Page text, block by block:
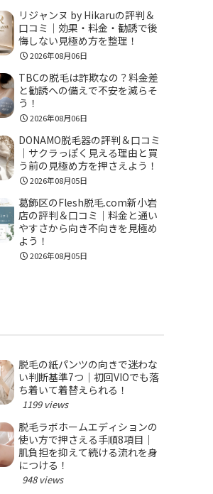
リジャンヌ by Hikaruの評判＆
口コミ｜効果・料金・勧誘で後
悔しない見極め方を整理！
2026年08月06日
TBCの脱毛は詐欺なの？料金差
と勧誘への備えで不安を減らそ
う！
2026年08月06日
DONAMO脱毛器の評判＆口コミ
｜サクラっぽく見える理由と買
う前の見極め方を押さえよう！
2026年08月05日
葛飾区のFlesh脱毛.com新小岩
店の評判＆口コミ｜料金と通い
やすさから向き不向きを見極め
よう！
2026年08月05日
脱毛の紙パンツの向きで迷わな
い判断基準7つ｜初回VIOでも落
ち着いて着替えられる！
1199 views
脱毛ラボホームエディションの
使い方で押さえる手順8項目｜
肌負担を抑えて続ける流れを身
につける！
948 views